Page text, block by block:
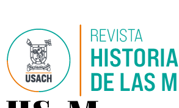
logo_hsm_2021.png